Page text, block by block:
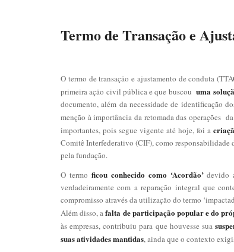
Termo de Transação e
O termo de transação e ajustamento de conduta
primeira ação civil pública e que buscou uma
documento, além da necessidade de identificação
menção à importância da retomada das operações
importantes, pois segue vigente até hoje, foi a
Comitê Interfederativo (CIF), como responsabilidade
pela fundação.
O termo ficou conhecido como ‘Acordão’devido
verdadeiramente com a reparação integral que
compromisso através da utilização do termo
Além disso, afalta de participação popular e do
às empresas, contribuiu para que houvesse sua
suas atividades mantidas, ainda que o contexto